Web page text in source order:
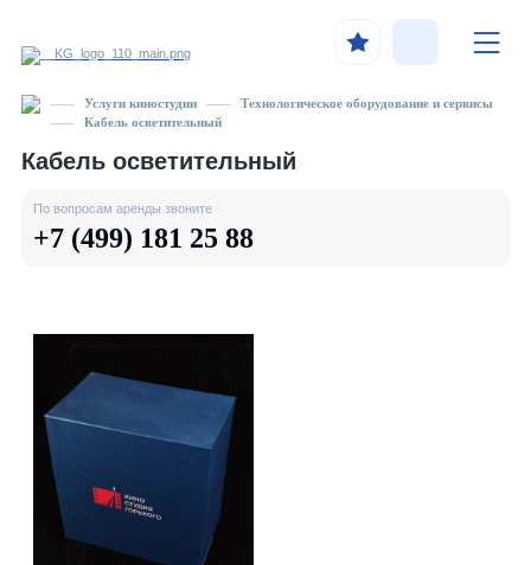
Услуги киностудии
Технологическое оборудование и сервисы
Кабель осветительный
Кабель осветительный
По вопросам аренды звоните
+7 (499) 181 25 88